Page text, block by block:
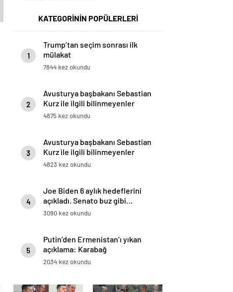
KATEGORİNİN POPÜLERLERİ
1
Trump’tan seçim sonrası ilk
mülakat
7844 kez okundu
2
Avusturya başbakanı Sebastian
Kurz ile ilgili bilinmeyenler
4875 kez okundu
3
Avusturya başbakanı Sebastian
Kurz ile ilgili bilinmeyenler
4823 kez okundu
4
Joe Biden 6 aylık hedeflerini
açıkladı. Senato buz gibi…
3090 kez okundu
5
Putin’den Ermenistan’ı yıkan
açıklama: Karabağ
Azerbaycan’ın ayrılmaz bir
2034 kez okundu